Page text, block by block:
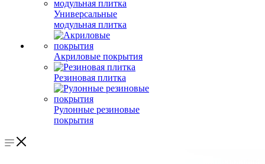
Универсальные
модульная плитка
Акриловые покрытия
Резиновая плитка
Рулонные резиновые
покрытия